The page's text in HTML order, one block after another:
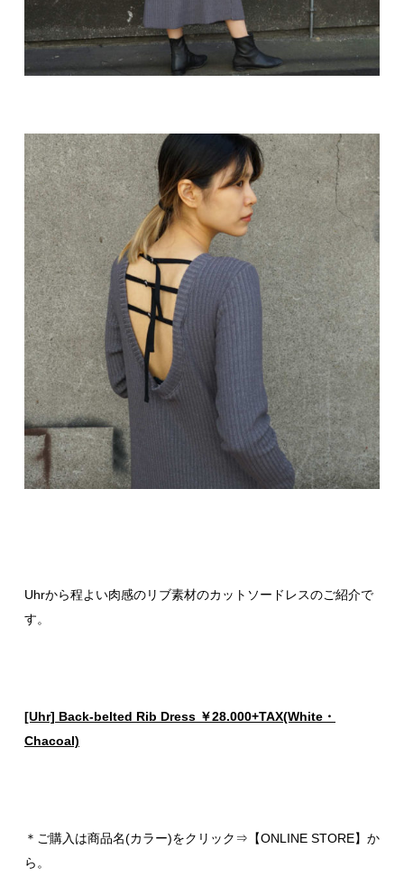
Uhrから程よい肉感のリブ素材のカットソードレスのご紹介で
す。
[Uhr] Back-belted Rib Dress ￥28.000+TAX(White・
Chacoal)
＊ご購入は商品名(カラー)をクリック⇒【ONLINE STORE】か
ら。